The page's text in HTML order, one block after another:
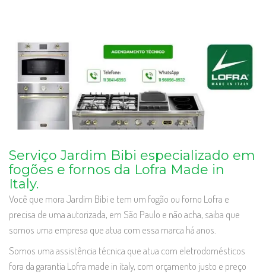
Serviço Jardim Bibi especializado em
fogões e fornos da Lofra Made in
Italy.
Você que mora Jardim Bibi e tem um fogão ou forno Lofra e
precisa de uma autorizada, em São Paulo e não acha, saiba que
somos uma empresa que atua com essa marca há anos.
Somos uma assistência técnica que atua com eletrodomésticos
fora da garantia Lofra made in italy, com orçamento justo e preço